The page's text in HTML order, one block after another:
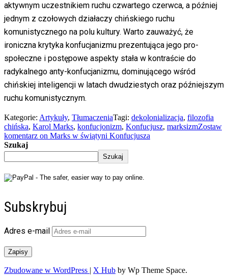
aktywnym uczestnikiem ruchu czwartego czerwca, a później
jednym z czołowych działaczy chińskiego ruchu
komunistycznego na polu kultury. Warto zauważyć, że
ironiczna krytyka konfucjanizmu prezentująca jego pro-
społeczne i postępowe aspekty stała w kontraście do
radykalnego anty-konfucjanizmu, dominującego wśród
chińskiej inteligencji w latach dwudziestych oraz późniejszym
ruchu komunistycznym.
Kategorie: Artykuły, TłumaczeniaTagi: dekolonializacja, filozofia
chińska, Karol Marks, konfucjonizm, Konfucjusz, marksizmZostaw
komentarz on Marks w świątyni Konfucjusza
Szukaj
Szukaj
Subskrybuj
Adres e-mail
Zapisy
Zbudowane w WordPress | X Hub by Wp Theme Space.